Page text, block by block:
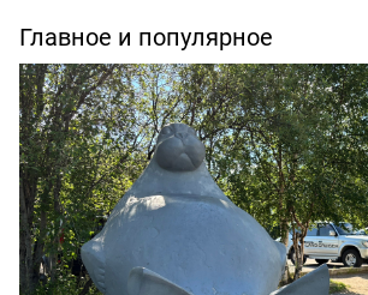
Главное и популярное